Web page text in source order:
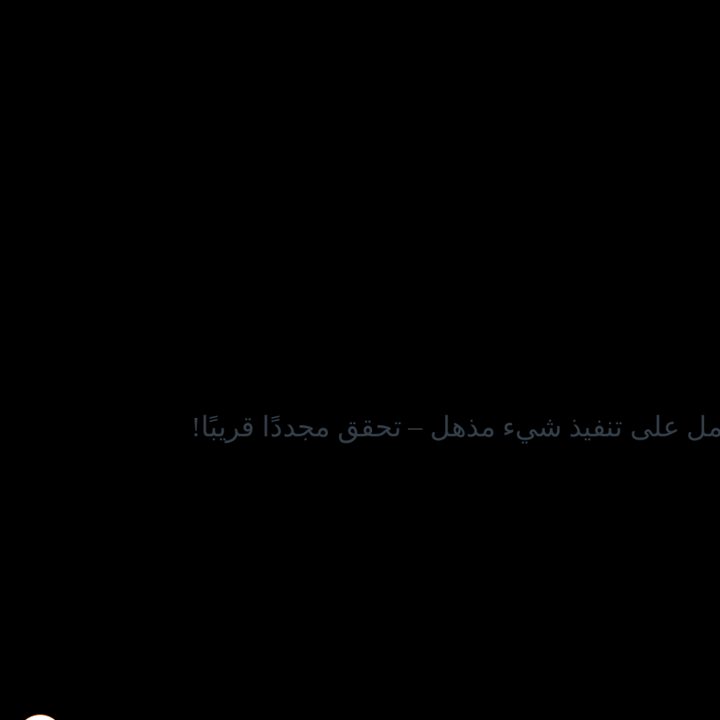
على تنفيذ شيء مذهل – تحقق مجددًا قريبًا!